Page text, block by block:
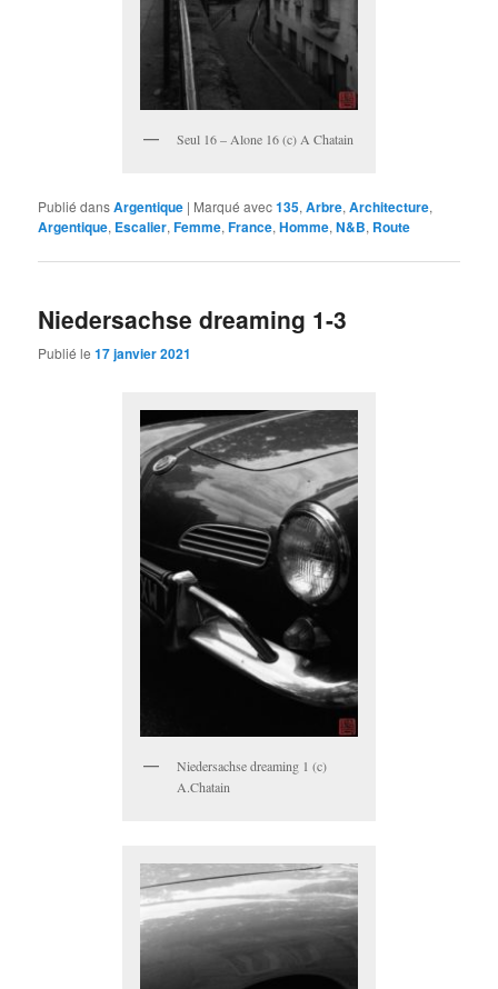
Seul 16 – Alone 16 (c) A Chatain
Publié dansArgentique | Marqué avec135,Arbre,Architecture,
Argentique, Escalier,Femme,France,Homme,N&B, Route
Niedersachse dreaming 1-3
Publié le17 janvier 2021
Niedersachse dreaming 1 (c)
A.Chatain